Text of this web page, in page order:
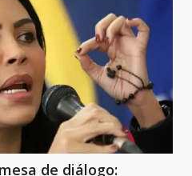
de diálogo: